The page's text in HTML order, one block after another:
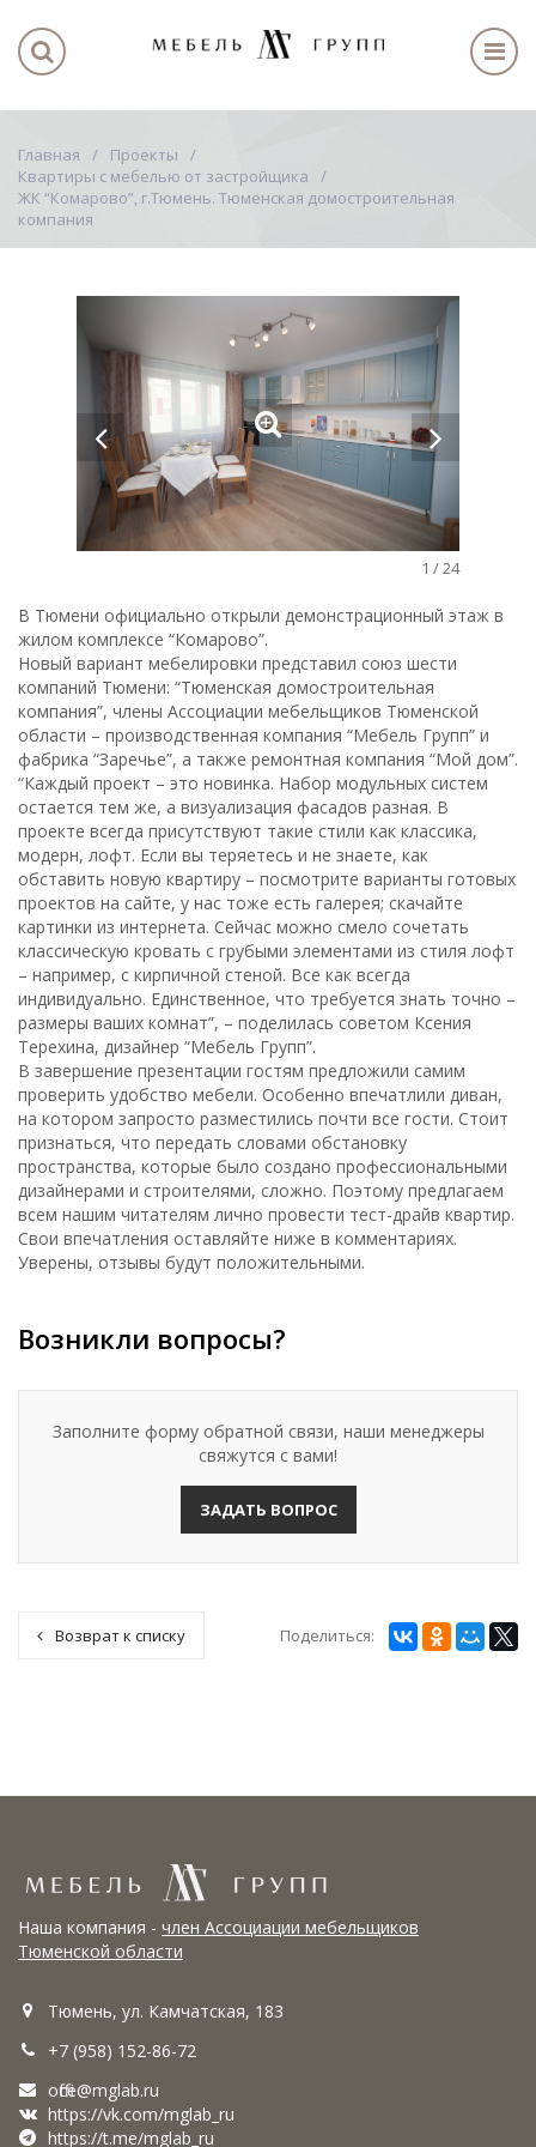
Главная
Проекты
Квартиры с мебелью от застройщика
ЖК “Комарово”, г.Тюмень. Тюменская домостроительная
компания
1 /24
В Тюмени официально открыли демонстрационный этаж в
жилом комплексе “Комарово”.
Новый вариант мебелировки представил союз шести
компаний Тюмени: “Тюменская домостроительная
компания”, члены Ассоциации мебельщиков Тюменской
области – производственная компания “Мебель Групп” и
фабрика “Заречье”, а также ремонтная компания “Мой дом”.
“Каждый проект – это новинка. Набор модульных систем
остается тем же, а визуализация фасадов разная. В
проекте всегда присутствуют такие стили как классика,
модерн, лофт. Если вы теряетесь и не знаете, как
обставить новую квартиру – посмотрите варианты готовых
проектов на сайте, у нас тоже есть галерея; скачайте
картинки из интернета. Сейчас можно смело сочетать
классическую кровать с грубыми элементами из стиля лофт
– например, с кирпичной стеной. Все как всегда
индивидуально. Единственное, что требуется знать точно –
размеры ваших комнат”, – поделилась советом Ксения
Терехина, дизайнер “Мебель Групп”.
В завершение презентации гостям предложили самим
проверить удобство мебели. Особенно впечатлили диван,
на котором запросто разместились почти все гости. Стоит
признаться, что передать словами обстановку
пространства, которые было создано профессиональными
дизайнерами и строителями, сложно. Поэтому предлагаем
всем нашим читателям лично провести тест-драйв квартир.
Свои впечатления оставляйте ниже в комментариях.
Уверены, отзывы будут положительными.
Возникли вопросы?
Заполните форму обратной связи, наши менеджеры
свяжутся с вами!
ЗАДАТЬ ВОПРОС
Возврат к списку Поделиться:
Наша компания - член Ассоциации мебельщиков
Тюменской области
Тюмень, ул. Камчатская, 183
+7 (958) 152-86-72
office@mglab.ru
https://vk.com/mglab_ru
https://t.me/mglab_ru